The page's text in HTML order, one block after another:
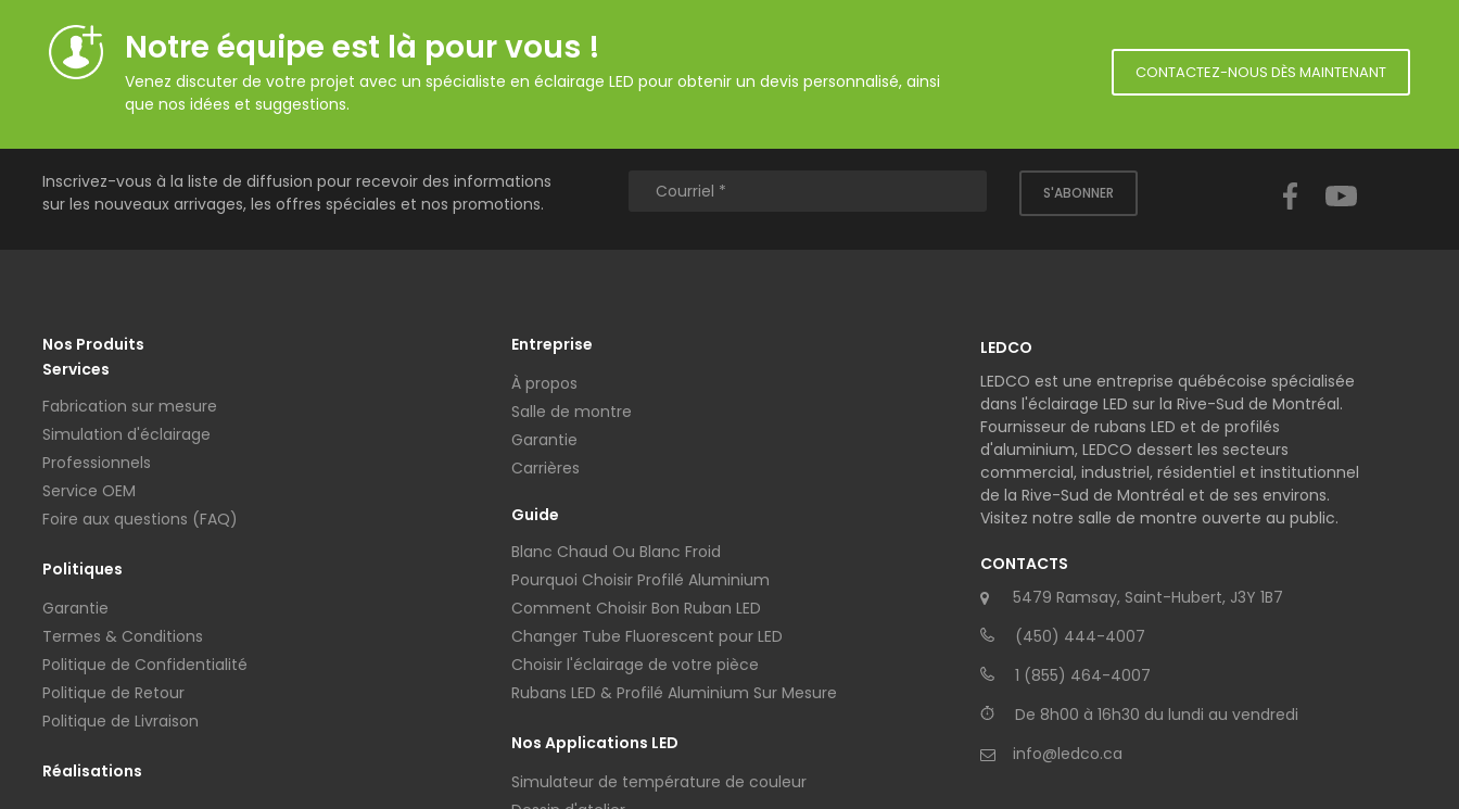
Notre équipe est là pour vous !
Venez discuter de votre projet avec un spécialiste en éclairage LED pour obtenir un devis personnalisé, ainsi
que nos idées et suggestions.
CONTACTEZ-NOUS DÈS MAINTENANT
Inscrivez-vous à la liste de diffusion pour recevoir des informations
sur les nouveaux arrivages, les offres spéciales et nos promotions.
S'ABONNER
Facebook
Nos Produits
Services
Fabrication sur mesure
Simulation d'éclairage
Professionnels
Service OEM
Foire aux questions (FAQ)
Politiques
Garantie
Termes & Conditions
Politique de Confidentialité
Politique de Retour
Politique de Livraison
Réalisations
Entreprise
À propos
Salle de montre
Garantie
Carrières
Guide
Blanc Chaud Ou Blanc Froid
Pourquoi Choisir Profilé Aluminium
Comment Choisir Bon Ruban LED
Changer Tube Fluorescent pour LED
Choisir l'éclairage de votre pièce
Rubans LED & Profilé Aluminium Sur Mesure
Nos Applications LED
Simulateur de température de couleur
LEDCO
LEDCO est une entreprise québécoise spécialisée
dans l'éclairage LED sur la Rive-Sud de Montréal.
Fournisseur de rubans LED et de profilés
d'aluminium, LEDCO dessert les secteurs
commercial, industriel, résidentiel et institutionnel
de la Rive-Sud de Montréal et de ses environs.
Visitez notre salle de montre ouverte au public.
CONTACTS
5479 Ramsay, Saint-Hubert, J3Y 1B7
(450) 444-4007
1 (855) 464-4007
De 8h00 à 16h30 du lundi au vendredi
info@ledco.ca